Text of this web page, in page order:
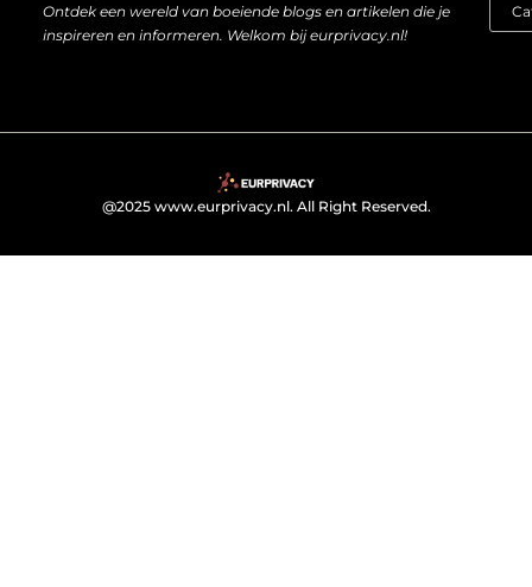
Ontdek een wereld van boeiende blogs en artikelen die je
inspireren en informeren. Welkom bij eurprivacy.nl!
@2025 www.eurprivacy.nl. All Right Reserved.